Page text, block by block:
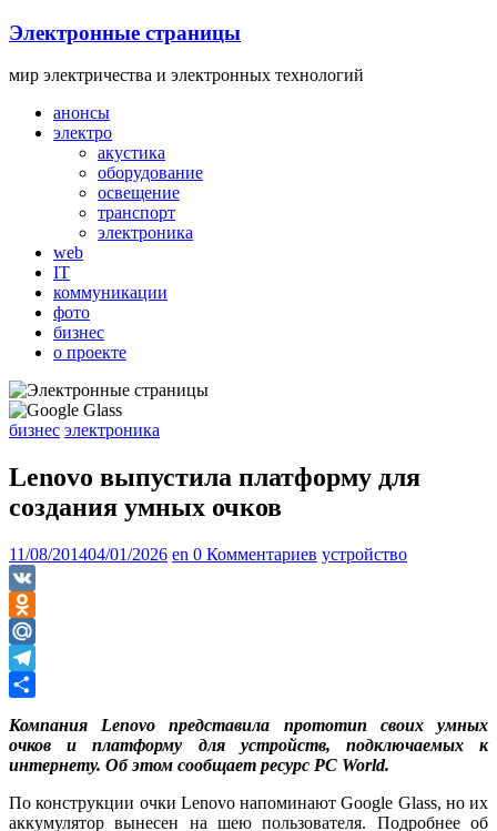
Skip
content
Электронные страницы
мир электричества и электронных технологий
анонсы
электро
акустика
оборудование
освещение
транспорт
электроника
web
IT
коммуникации
фото
бизнес
о проекте
бизнес электроника
Lenovo выпустила платформу для
создания умных очков
11/08/201404/01/2026 en 0 Комментариев устройство
VK
Odnoklassniki
Mail.Ru
Telegram
Компания Lenovo представила прототип своих умных
очков и платформу для устройств, подключаемых к
интернету. Об этом сообщает ресурс PC World.
По конструкции очки Lenovo напоминают Google Glass, но их
аккумулятор вынесен на шею пользователя. Подробнее об